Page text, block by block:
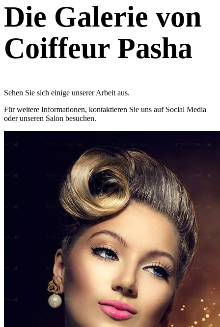
Die Galerie von
Coiffeur Pasha
Sehen Sie sich einige unserer Arbeit aus.
Für weitere Informationen, kontaktieren Sie uns auf Social Media
oder unseren Salon besuchen.